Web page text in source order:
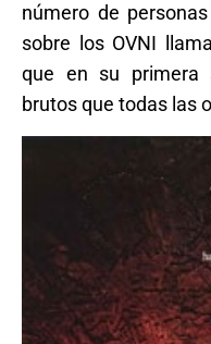
número de
sobre los OVNI
que en su primera
brutos que todas las